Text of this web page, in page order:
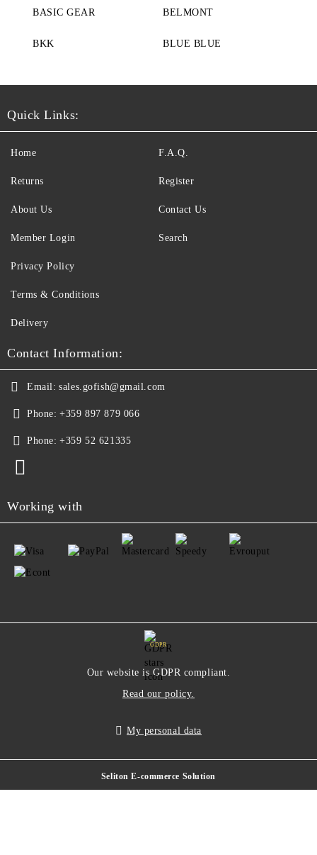
BASIC GEAR BELMONT
BKK BLUE BLUE
Quick Links:
Home
Returns
About Us
Member Login
F.A.Q.
Register
Contact Us
Search
Privacy Policy
Terms & Conditions
Delivery
Contact Information:
Email: sales.gofish@gmail.com
Phone: +359 897 879 066
Phone: +359 52 621335
Working with
GDPR
Our website is GDPR compliant.
Read our policy.
My personal data
Seliton E-commerce Solution